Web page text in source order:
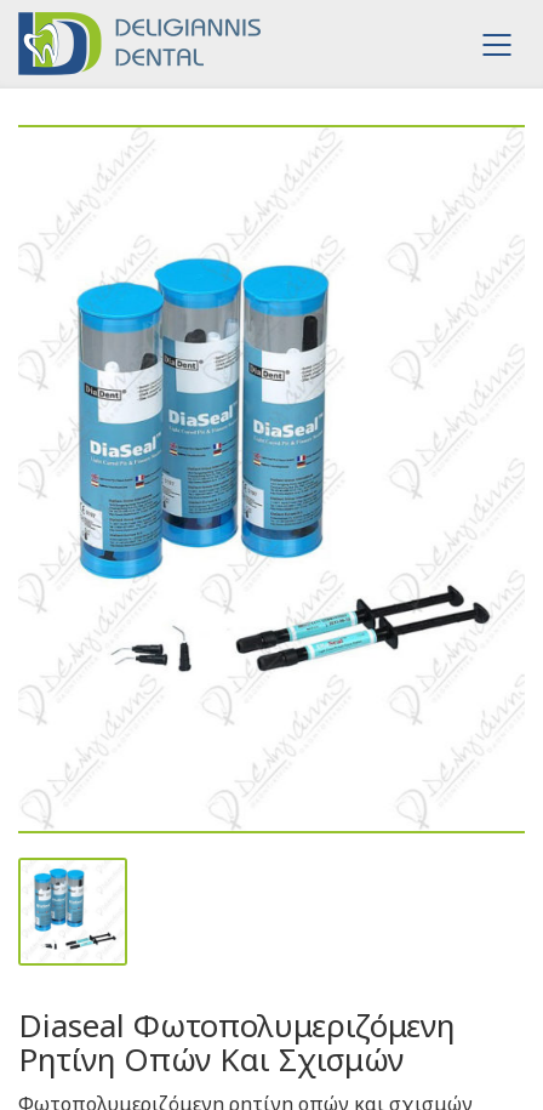
Diaseal Φωτοπολυμεριζόμενη
Ρητίνη Οπών Και Σχισμών
Φωτοπολυμεριζόμενη ρητίνη οπών και σχισμών